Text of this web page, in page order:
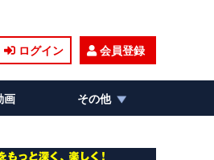
ログイン 会員登録
画 その他